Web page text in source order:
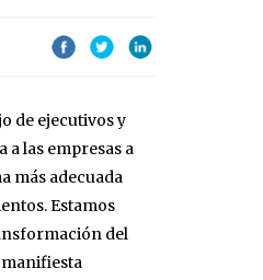
de ejecutivos y
a las empresas a
más adecuada
Estamos
del